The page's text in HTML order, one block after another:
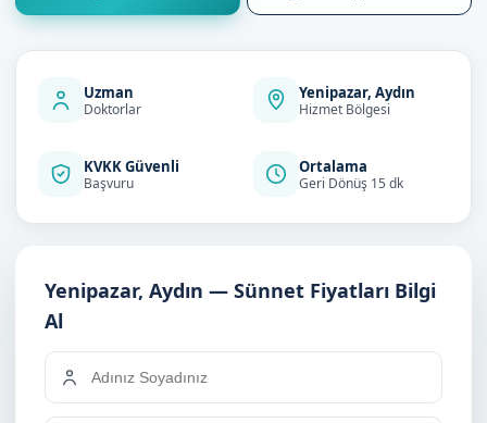
Uzman
Doktorlar
Yenipazar, Aydın
Hizmet Bölgesi
KVKK Güvenli
Başvuru
Ortalama
Geri Dönüş 15 dk
Yenipazar, Aydın — Sünnet Fiyatları Bilgi
Al